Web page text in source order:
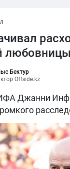
Бектур
Offside.kz
Джанни